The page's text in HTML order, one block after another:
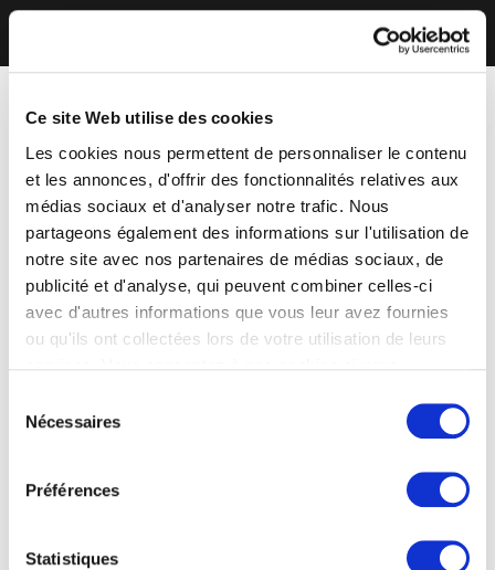
Ce site Web utilise des cookies
Les cookies nous permettent de personnaliser le contenu
et les annonces, d'offrir des fonctionnalités relatives aux
médias sociaux et d'analyser notre trafic. Nous
partageons également des informations sur l'utilisation de
notre site avec nos partenaires de médias sociaux, de
publicité et d'analyse, qui peuvent combiner celles-ci
avec d'autres informations que vous leur avez fournies
ou qu'ils ont collectées lors de votre utilisation de leurs
Nécessaires
Préférences
Statistiques